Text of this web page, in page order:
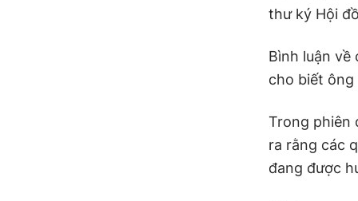
thư ký Hội
Bình luận
cho biết ông
Trong phiên
ra rằng các
đang được